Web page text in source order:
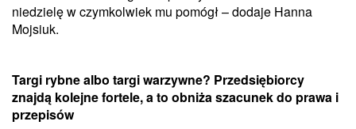
niedzielę w czymkolwiek mu pomógł – dodaje Hanna
Mojsiuk.
Targi rybne albo targi warzywne? Przedsiębiorcy
znajdą kolejne fortele, a to obniża szacunek do prawa i
przepisów